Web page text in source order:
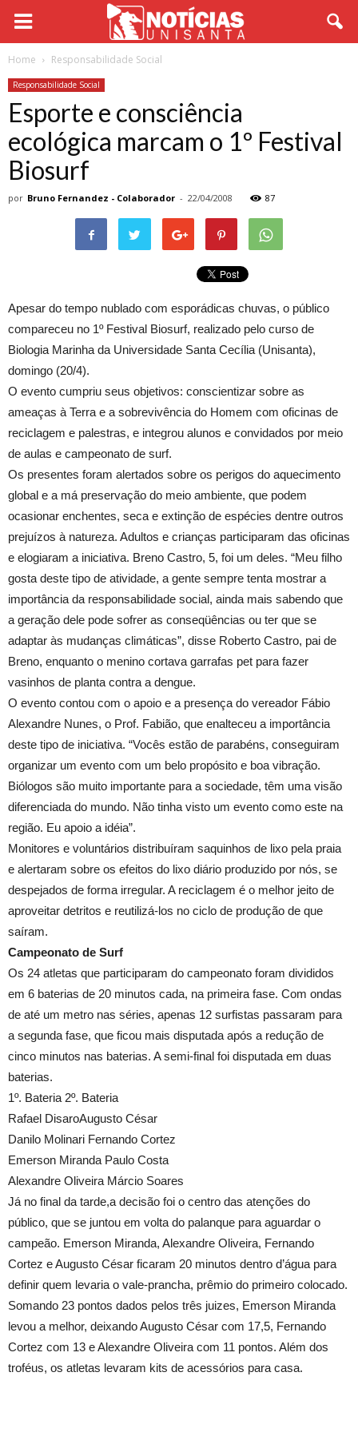
Home Responsabilidade Social
Responsabilidade Social
Esporte e consciência
ecológica marcam o 1º Festival
Biosurf
por Bruno Fernandez - Colaborador - 22/04/2008 87
Apesar do tempo nublado com esporádicas chuvas, o público
compareceu no 1º Festival Biosurf, realizado pelo curso de
Biologia Marinha da Universidade Santa Cecília (Unisanta),
domingo (20/4).
O evento cumpriu seus objetivos: conscientizar sobre as
ameaças à Terra e a sobrevivência do Homem com oficinas de
reciclagem e palestras, e integrou alunos e convidados por meio
de aulas e campeonato de surf.
Os presentes foram alertados sobre os perigos do aquecimento
global e a má preservação do meio ambiente, que podem
ocasionar enchentes, seca e extinção de espécies dentre outros
prejuízos à natureza. Adultos e crianças participaram das oficinas
e elogiaram a iniciativa. Breno Castro, 5, foi um deles. “Meu filho
gosta deste tipo de atividade, a gente sempre tenta mostrar a
importância da responsabilidade social, ainda mais sabendo que
a geração dele pode sofrer as conseqüências ou ter que se
adaptar às mudanças climáticas”, disse Roberto Castro, pai de
Breno, enquanto o menino cortava garrafas pet para fazer
vasinhos de planta contra a dengue.
O evento contou com o apoio e a presença do vereador Fábio
Alexandre Nunes, o Prof. Fabião, que enalteceu a importância
deste tipo de iniciativa. “Vocês estão de parabéns, conseguiram
organizar um evento com um belo propósito e boa vibração.
Biólogos são muito importante para a sociedade, têm uma visão
diferenciada do mundo. Não tinha visto um evento como este na
região. Eu apoio a idéia”.
Monitores e voluntários distribuíram saquinhos de lixo pela praia
e alertaram sobre os efeitos do lixo diário produzido por nós, se
despejados de forma irregular. A reciclagem é o melhor jeito de
aproveitar detritos e reutilizá-los no ciclo de produção de que
saíram.
Campeonato de Surf
Os 24 atletas que participaram do campeonato foram divididos
em 6 baterias de 20 minutos cada, na primeira fase. Com ondas
de até um metro nas séries, apenas 12 surfistas passaram para
a segunda fase, que ficou mais disputada após a redução de
cinco minutos nas baterias. A semi-final foi disputada em duas
baterias.
1º. Bateria 2º. Bateria
Rafael DisaroAugusto César
Danilo Molinari Fernando Cortez
Emerson Miranda Paulo Costa
Alexandre Oliveira Márcio Soares
Já no final da tarde,a decisão foi o centro das atenções do
público, que se juntou em volta do palanque para aguardar o
campeão. Emerson Miranda, Alexandre Oliveira, Fernando
Cortez e Augusto César ficaram 20 minutos dentro d’água para
definir quem levaria o vale-prancha, prêmio do primeiro colocado.
Somando 23 pontos dados pelos três juizes, Emerson Miranda
levou a melhor, deixando Augusto César com 17,5, Fernando
Cortez com 13 e Alexandre Oliveira com 11 pontos. Além dos
troféus, os atletas levaram kits de acessórios para casa.